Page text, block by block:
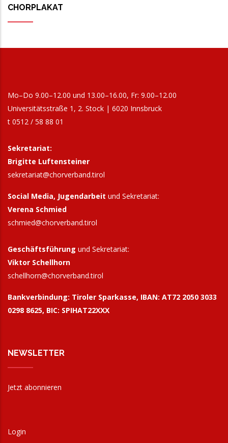
CHORPLAKAT
Mo–Do 9.00–12.00 und 13.00–16.00, Fr: 9.00–12.00
Universitätsstraße 1, 2. Stock | 6020 Innsbruck
t 0512 / 58 88 01
Sekretariat:
Brigitte Luftensteiner
sekretariat@chorverband.tirol
Social Media, Jugendarbeit und Sekretariat:
Verena Schmied
schmied@chorverband.tirol
Geschäftsführung und Sekretariat:
Viktor Schellhorn
schellhorn@chorverband.tirol
Bankverbindung: Tiroler Sparkasse, IBAN: AT72 2050 3033
0298 8625, BIC: SPIHAT22XXX
NEWSLETTER
Jetzt abonnieren
Login